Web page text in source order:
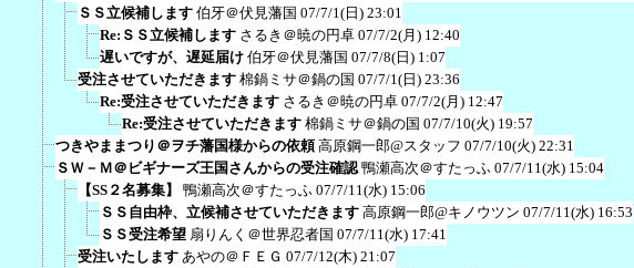
ＳＳ立候補します 伯牙＠伏見藩国 07/7/1(日) 23:01
Re:ＳＳ立候補します さるき＠暁の円卓 07/7/2(月) 12:40
遅いですが、遅延届け 伯牙＠伏見藩国 07/7/8(日) 1:07
受注させていただきます 棉鍋ミサ＠鍋の国 07/7/1(日) 23:36
Re:受注させていただきます さるき＠暁の円卓 07/7/2(月) 12:47
Re:受注させていただきます 棉鍋ミサ＠鍋の国 07/7/10(火) 19:57
つきやままつり＠ヲチ藩国様からの依頼 高原鋼一郎@スタッフ 07/7/10(火) 22:31
ＳＷ－Ｍ＠ビギナーズ王国さんからの受注確認 鴨瀬高次＠すたっふ 07/7/11(水) 15:04
【SS２名募集】
鴨瀬高次＠すたっふ 07/7/11(水) 15:06
ＳＳ自由枠、立候補させていただきます 高原鋼一郎@キノウツン 07/7/11(水) 16:53
ＳＳ受注希望 扇りんく＠世界忍者国 07/7/11(水) 17:41
受注いたします あやの＠ＦＥＧ 07/7/12(木) 21:07